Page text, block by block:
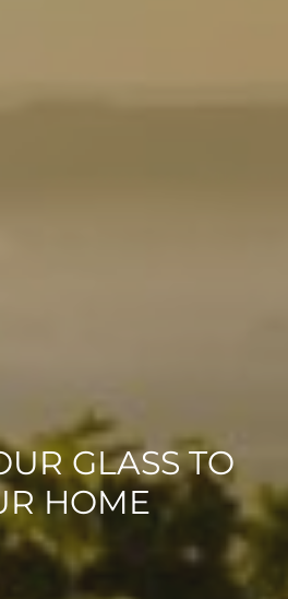
GLASS TO
HOME